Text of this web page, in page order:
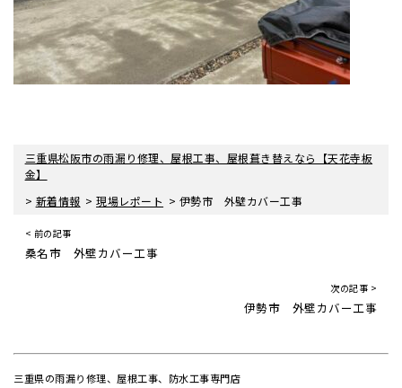
三重県松阪市の雨漏り修理、屋根工事、屋根葺き替えなら【天花寺板
金】
> 新着情報 >現場レポート > 伊勢市 外壁カバー工事
< 前の記事
桑名市 外壁カバー工事
次の記事 >
伊勢市 外壁カバー工事
三重県の雨漏り修理、屋根工事、防水工事専門店